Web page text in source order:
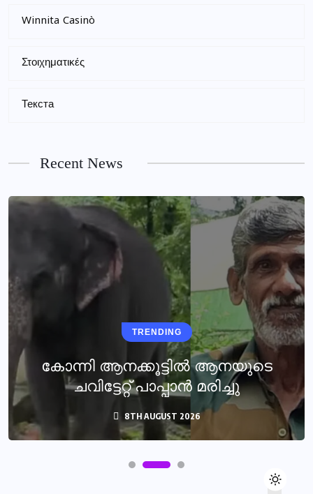
Winnita Casinò
Στοιχηματικές
Текста
Recent News
TRENDING
കോന്നി ആനക്കൂട്ടിൽ ആനയുടെ
ചവിട്ടേറ്റ് പാപ്പാൻ മരിച്ചു
8TH AUGUST 2026